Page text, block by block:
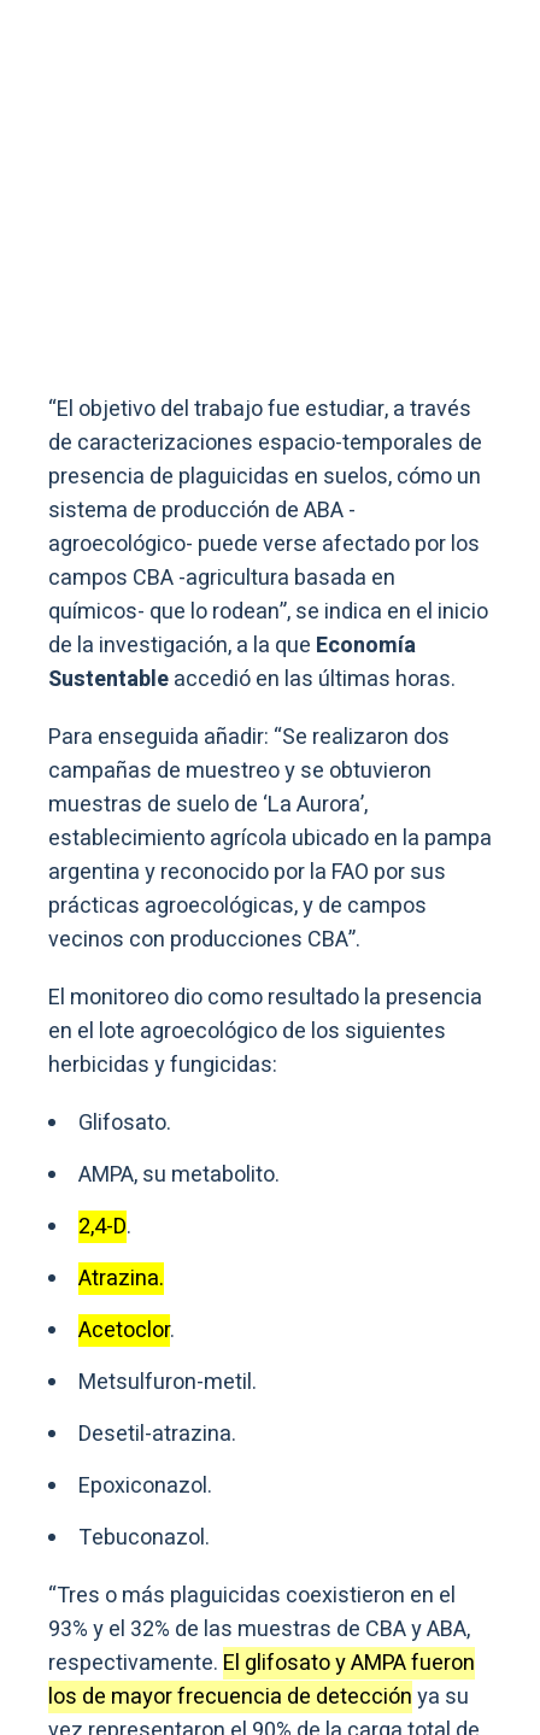
“El objetivo del trabajo fue estudiar, a través
de caracterizaciones espacio-temporales de
presencia de plaguicidas en suelos, cómo un
sistema de producción de ABA -
agroecológico- puede verse afectado por los
campos CBA -agricultura basada en
químicos- que lo rodean”, se indica en el inicio
de la investigación, a la que Economía
Sustentableaccedió en las últimas horas.
Para enseguida añadir: “Se realizaron dos
campañas de muestreo y se obtuvieron
muestras de suelo de ‘La Aurora’,
establecimiento agrícola ubicado en la pampa
argentina y reconocido por la FAO por sus
prácticas agroecológicas, y de campos
vecinos con producciones CBA”.
El monitoreo dio como resultado la presencia
en el lote agroecológico de los siguientes
herbicidas y fungicidas:
Glifosato.
AMPA, su metabolito.
2,4-D.
Atrazina.
Acetoclor.
Metsulfuron-metil.
Desetil-atrazina.
Epoxiconazol.
Tebuconazol.
“Tres o más plaguicidas coexistieron en el
93% y el 32% de las muestras de CBA y ABA,
respectivamente. El glifosato y AMPA fueron
los de mayor frecuencia de detecciónya su